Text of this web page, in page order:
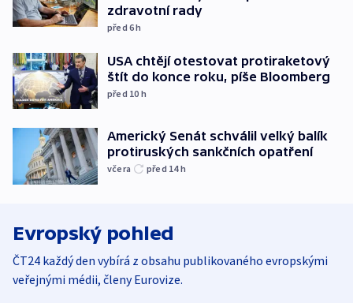
zdravotní rady
před 6h
USA chtějí otestovat protiraketový
štít do konce roku, píše Bloomberg
před 10 h
Americký Senát schválil velký balík
protiruských sankčních opatření
včera před 14h
Evropský pohled
ČT24 každý den vybírá z obsahu publikovaného evropskými
veřejnými médii, členy Eurovize.